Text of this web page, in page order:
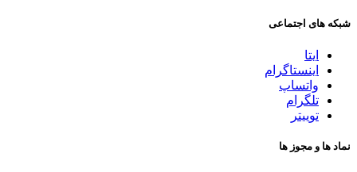
شبکه های اجتماعی
ایتا
اینستاگرام
واتساپ
تلگرام
توییتر
نماد ها و مجوز ها